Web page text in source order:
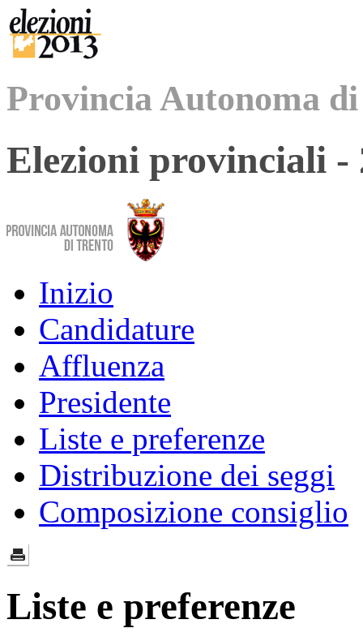
Provincia Autonoma
Elezioni provinciali -
Inizio
Candidature
Affluenza
Presidente
Liste e preferenze
Distribuzione dei seggi
Composizione consiglio
Liste e preferenze